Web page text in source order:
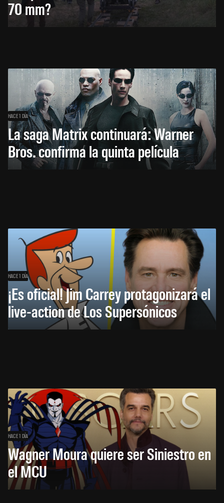
70 mm?
HACE 1 DÍA
La saga Matrix continuará: Warner
Bros. confirma la quinta película
HACE 1 DÍA
¡Es oficial! Jim Carrey protagonizará el
live-action de Los Supersónicos
HACE 1 DÍA
Wagner Moura quiere ser Siniestro en
el MCU